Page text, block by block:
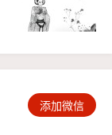
添加微信